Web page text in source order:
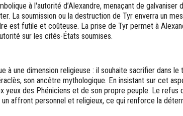
à l'autorité d’Alexandre, menaçant de galvaniser
La soumission ou la destruction de Tyr enverra un
est futile et coûteuse. La prise de Tyr permet à
sur les cités-États soumises.
à une dimension religieuse : il souhaite sacrifier dans
son ancêtre mythologique. En insistant sur cet
yeux des Phéniciens et de son propre peuple. Le refus
affront personnel et religieux, ce qui renforce la